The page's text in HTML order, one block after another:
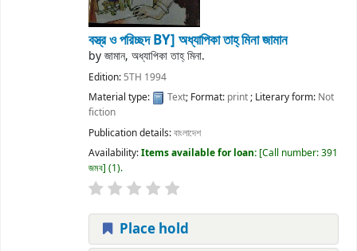
বস্ত্র ও পরিচ্ছদBY] অধ্যাপিকা তাহ্ মিনা জামান
byজামান, অধ্যাপিকা তাহ্ মিনা.
Edition: 5TH 1994
Material type:
Text; Format: print; Literary form: Not
fiction
Publication details:বাংলাদেশ
Availability:Items available for loan: Call number:391
জমব (1).
Place hold